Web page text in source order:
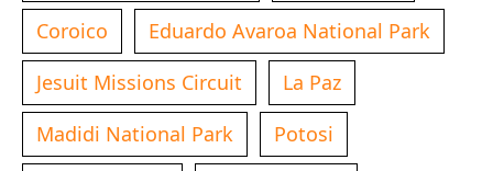
Coroico
Eduardo Avaroa National Park
Jesuit Missions Circuit
La Paz
Madidi National Park
Potosi